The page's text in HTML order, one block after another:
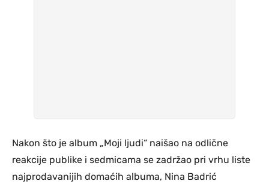
Nakon što je album „Moji ljudi“ naišao na odlične
reakcije publike i sedmicama se zadržao pri vrhu liste
najprodavanijih domaćih albuma, Nina Badrić